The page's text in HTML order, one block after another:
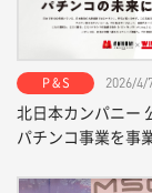
P & S 2026/4/
北日本カンパニー
パチンコ事業を事